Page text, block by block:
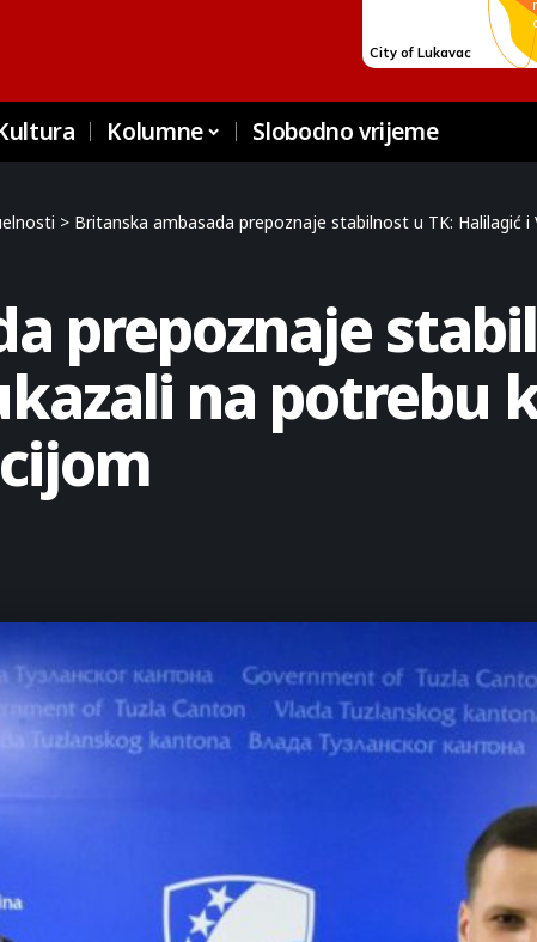
Kolumne Slobodno vrijeme
> Britanska ambasada prepoznaje stabilnost u TK: Halilagić i
prepoznaje
na potrebu